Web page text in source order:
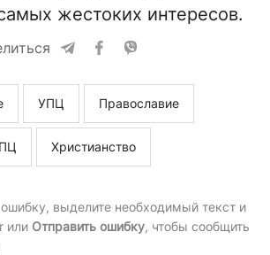
жестоких интересов.
УПЦ Православие
Христианство
выделите необходимый текст и
или Отправить ошибку, чтобы сообщить